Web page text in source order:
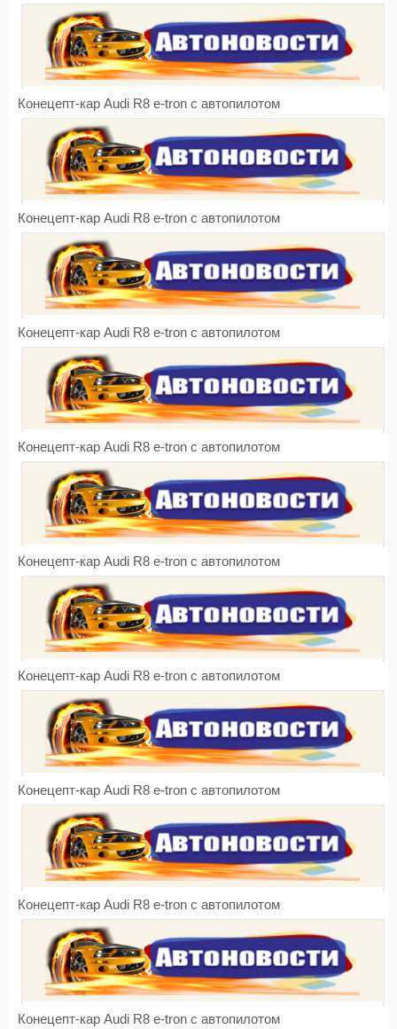
Конецепт-кар Audi R8 e-tron с автопилотом
Конецепт-кар Audi R8 e-tron с автопилотом
Конецепт-кар Audi R8 e-tron с автопилотом
Конецепт-кар Audi R8 e-tron с автопилотом
Конецепт-кар Audi R8 e-tron с автопилотом
Конецепт-кар Audi R8 e-tron с автопилотом
Конецепт-кар Audi R8 e-tron с автопилотом
Конецепт-кар Audi R8 e-tron с автопилотом
Конецепт-кар Audi R8 e-tron с автопилотом